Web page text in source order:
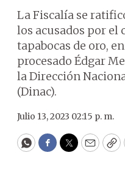
La Fiscalía se
los acusados por el
tapabocas de oro,
procesado Édgar
la Dirección
(Dinac).
Julio 13, 2023 02:15 p. m.
WhatsApp
Facebook
Twitter
Email